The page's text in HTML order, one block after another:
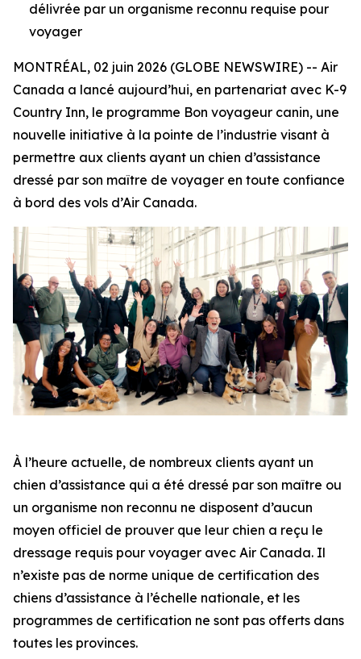
délivrée par un organisme reconnu requise pour
voyager
MONTRÉAL, 02 juin 2026 (GLOBE NEWSWIRE) -- Air
Canada a lancé aujourd’hui, en partenariat avec K-9
Country Inn, le programme Bon voyageur canin, une
nouvelle initiative à la pointe de l’industrie visant à
permettre aux clients ayant un chien d’assistance
dressé par son maître de voyager en toute confiance
à bord des vols d’Air Canada.
À l’heure actuelle, de nombreux clients ayant un
chien d’assistance qui a été dressé par son maître ou
un organisme non reconnu ne disposent d’aucun
moyen officiel de prouver que leur chien a reçu le
dressage requis pour voyager avec Air Canada. Il
n’existe pas de norme unique de certification des
chiens d’assistance à l’échelle nationale, et les
programmes de certification ne sont pas offerts dans
toutes les provinces.